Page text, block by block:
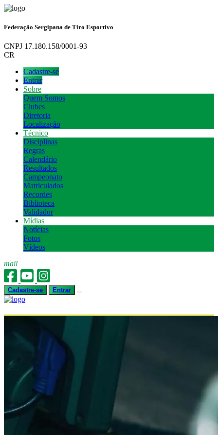
Federação Sergipana de Tiro Esportivo
CNPJ 17.180.158/0001-93
CR
Cadastre-se
Entrar
Sobre
Quem Somos
Clubes
Diretoria
Localização
Técnico
Disciplinas
Regras
Calendário
Resultados
Campeonato
Matriculados
Recordes
Biblioteca
Validador
Mídias
Notícias
Fotos
Vídeos
mail
Cadastre-se Entrar